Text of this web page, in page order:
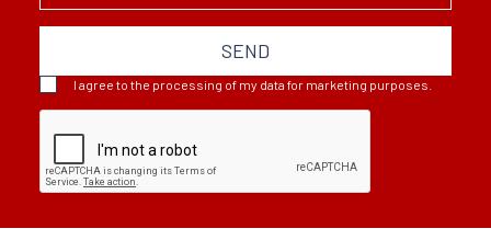
SEND
I agree to the processing of my data for marketing purposes.